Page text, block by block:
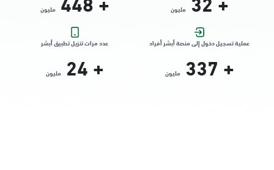
التوجه للموقع
الدمام, الدمام - الشاطئ مول
الأحد - الخميس (08:00-14:30)
مليون مليون
عملية تسجيل دخول إلى منصة أبشر أفراد
+
337 مليون
عدد مرات تنزيل تطبيق أبشر
+
24 مليون